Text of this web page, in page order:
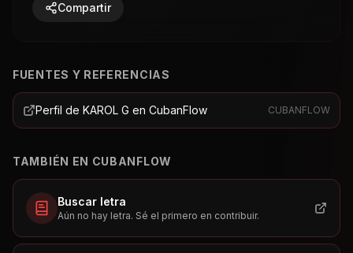
Compartir
FUENTES Y REFERENCIAS
Perfil de KAROL G en CubanFlow CUBANFLOW
TAMBIÉN EN CUBANFLOW
Buscar letra
Aún no hay letra. Sé el primero en contribuir.